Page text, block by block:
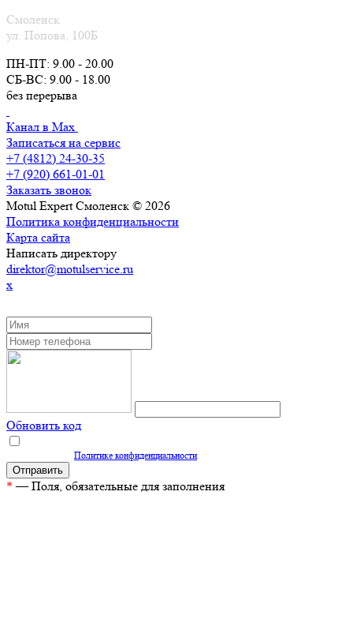
Смоленск
ул. Попова, 100Б
ПН-ПТ: 9.00 - 20.00
СБ-ВС: 9.00 - 18.00
без перерыва
Канал в Max
Записаться на сервис
+7 (4812) 24-30-35
+7 (920) 661-01-01
Заказать звонок
Motul Expert Смоленск © 2026
Политика конфиденциальности
Карта сайта
Написать директору
direktor@motulservice.ru
x
Обновить код
Политике конфиденциальности
* — Поля, обязательные для заполнения